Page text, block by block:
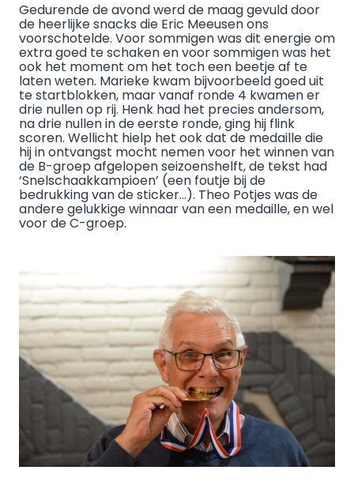
Gedurende de avond werd de maag gevuld door
de heerlijke snacks die Eric Meeusen ons
voorschotelde. Voor sommigen was dit energie om
extra goed te schaken en voor sommigen was het
ook het moment om het toch een beetje af te
laten weten. Marieke kwam bijvoorbeeld goed uit
te startblokken, maar vanaf ronde 4 kwamen er
drie nullen op rij. Henk had het precies andersom,
na drie nullen in de eerste ronde, ging hij flink
scoren. Wellicht hielp het ook dat de medaille die
hij in ontvangst mocht nemen voor het winnen van
de B-groep afgelopen seizoenshelft, de tekst had
‘Snelschaakkampioen’ (een foutje bij de
bedrukking van de sticker…). Theo Potjes was de
andere gelukkige winnaar van een medaille, en wel
voor de C-groep.